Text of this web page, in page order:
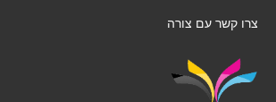
צרו קשר עם צורה